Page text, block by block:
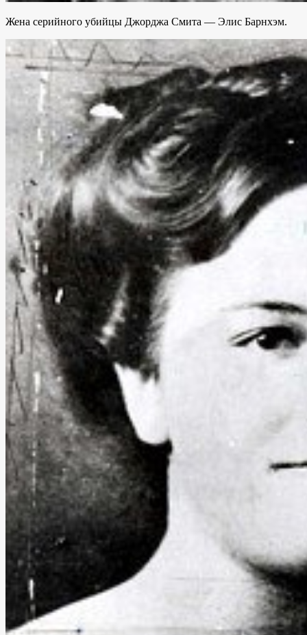
Жена серийного убийцы Джорджа Смита — Элис Барнхэм.